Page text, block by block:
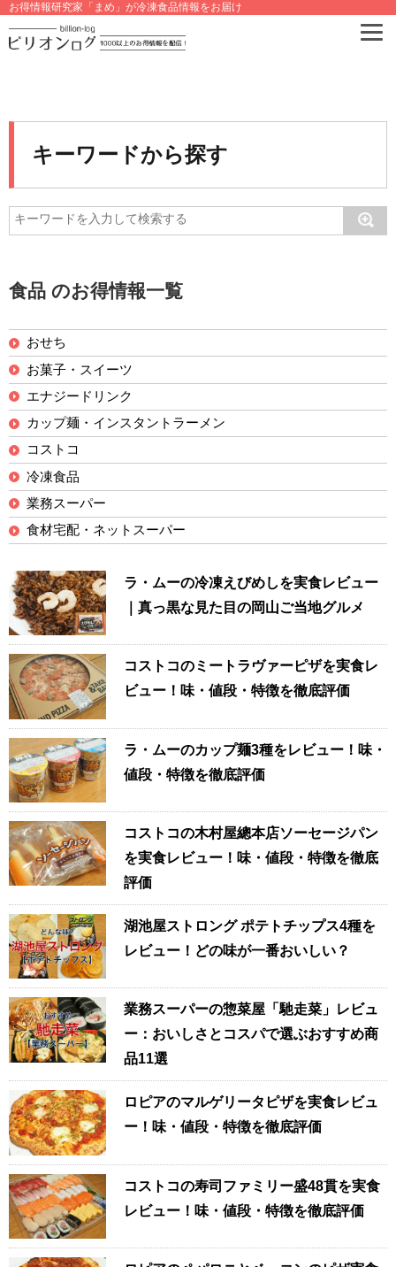
お得情報研究家「まめ」が冷凍食品情報をお届け
キーワードから探す
食品 のお得情報一覧
おせち
お菓子・スイーツ
エナジードリンク
カップ麺・インスタントラーメン
コストコ
冷凍食品
業務スーパー
食材宅配・ネットスーパー
ラ・ムーの冷凍えびめしを実食レビュー
｜真っ黒な見た目の岡山ご当地グルメ
コストコのミートラヴァーピザを実食レ
ビュー！味・値段・特徴を徹底評価
ラ・ムーのカップ麺3種をレビュー！味・
値段・特徴を徹底評価
コストコの木村屋總本店ソーセージパン
を実食レビュー！味・値段・特徴を徹底
評価
湖池屋ストロング ポテトチップス4種を
レビュー！どの味が一番おいしい？
業務スーパーの惣菜屋「馳走菜」レビュ
ー：おいしさとコスパで選ぶおすすめ商
品11選
ロピアのマルゲリータピザを実食レビュ
ー！味・値段・特徴を徹底評価
コストコの寿司ファミリー盛48貫を実食
レビュー！味・値段・特徴を徹底評価